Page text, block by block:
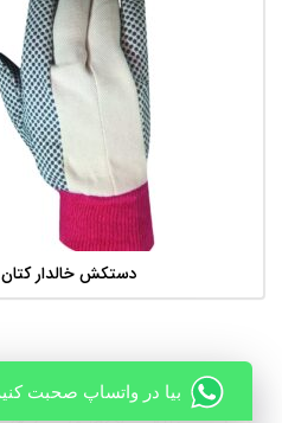
اطلاعات بیشتر
دستکش خالدار کتان
بیا در واتساپ صحبت